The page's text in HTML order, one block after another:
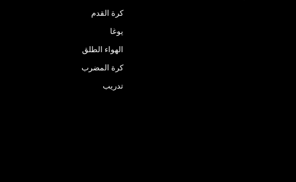
كرة القدم
يوغا
الهواء الطلق
كرة المضرب
تدريب